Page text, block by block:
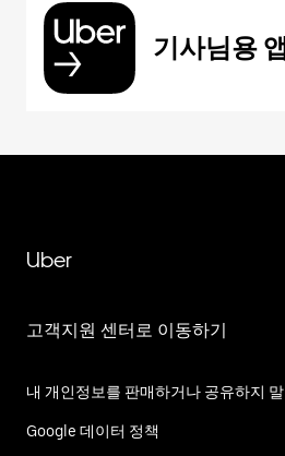
기사님용
Uber
고객지원 센터로 이동하기
내 개인정보를 판매하거나 공유하지 말
Google 데이터 정책